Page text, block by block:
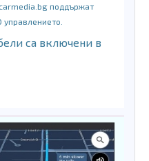
поддържат
управлението.
са включени в